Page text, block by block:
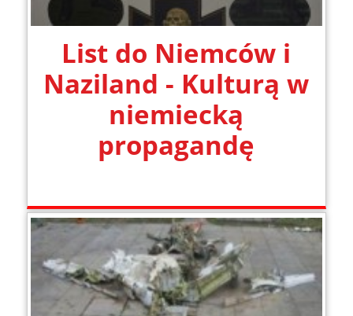
List do Niemców i
Naziland - Kulturą w
niemiecką
propagandę